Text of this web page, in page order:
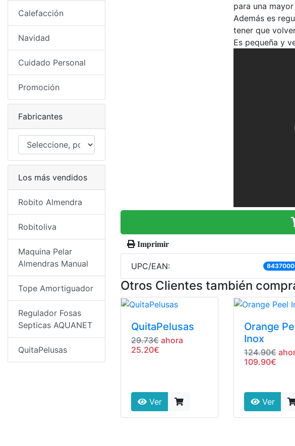
para una
Además es
tener que
Es pequeña y
Imprimir
UPC/EAN:
Otros Clientes también
QuitaPelusas
29.73€ ahora
25.20€
Ver
Orange
Inox
124.90€
109.90€
Ver
Calefacción
Navidad
Cuidado Personal
Promoción
Fabricantes
Los más vendidos
Robito Almendra
Robitoliva
Maquina Pelar
Almendras Manual
Tope Amortiguador
Regulador Fosas
Septicas AQUANET
QuitaPelusas